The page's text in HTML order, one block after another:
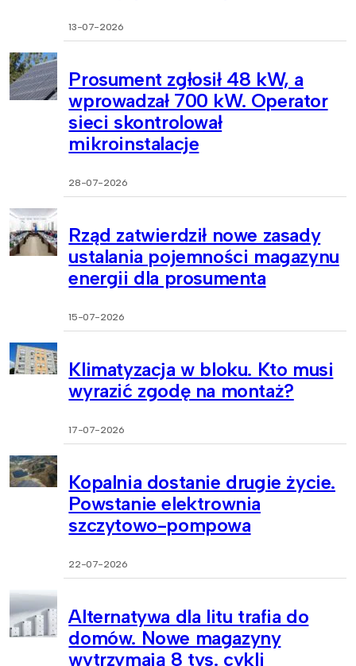
13-07-2026
Prosument zgłosił 48 kW, a
wprowadzał 700 kW. Operator
sieci skontrolował
mikroinstalacje
28-07-2026
Rząd zatwierdził nowe zasady
ustalania pojemności magazynu
energii dla prosumenta
15-07-2026
Klimatyzacja w bloku. Kto musi
wyrazić zgodę na montaż?
17-07-2026
Kopalnia dostanie drugie życie.
Powstanie elektrownia
szczytowo-pompowa
22-07-2026
Alternatywa dla litu trafia do
domów. Nowe magazyny
wytrzymają 8 tys. cykli